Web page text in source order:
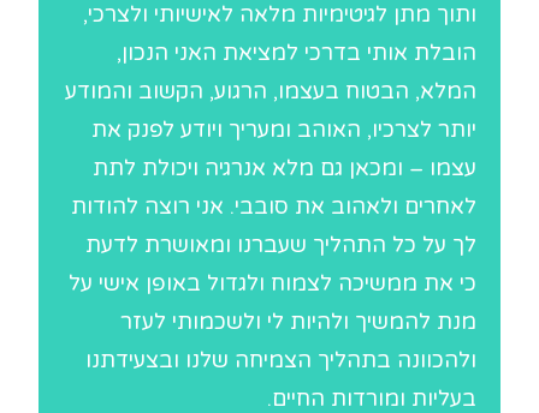
ותוך מתן לגיטימיות מלאה לאישיותי ולצרכי,
הובלת אותי בדרכי למציאת האני הנכון,
המלא, הבטוח בעצמו, הרגוע, הקשוב והמודע
יותר לצרכיו, האוהב ומעריך ויודע לפנק את
עצמו – ומכאן גם מלא אנרגיה ויכולת לתת
לאחרים ולאהוב את סובבי. אני רוצה להודות
לך על כל התהליך שעברנו ומאושרת לדעת
כי את ממשיכה לצמוח ולגדול באופן אישי על
מנת להמשיך ולהיות לי ולשכמותי לעזר
ולהכוונה בתהליך הצמיחה שלנו ובצעידתנו
בעליות ומורדות החיים.